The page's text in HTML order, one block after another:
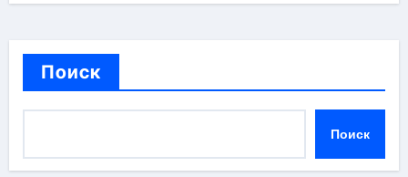
Поиск
Поиск